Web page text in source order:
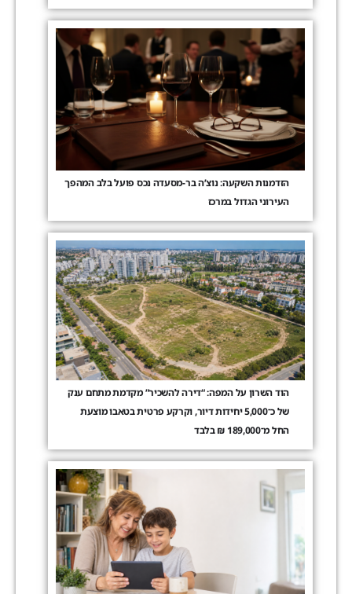
הזדמנות השקעה: נוצ’ה בר-מסעדה נכס פועל בלב המהפך
העירוני הגדול במרכז
הוד השרון על המפה: “דירה להשכיר” מקדמת מתחם ענק
של כ־5,000 יחידות דיור, וקרקע פרטית בטאבו מוצעת
החל מ־189,000 ₪ בלבד